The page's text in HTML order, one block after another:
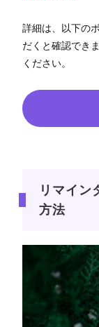
詳細は、以下の
だくと確認でき
ください。
リマイン
方法